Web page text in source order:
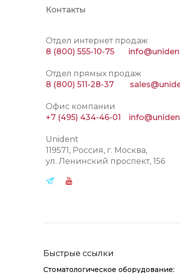
Контакты
Отдел интернет продаж
8 (800) 555-10-75
Отдел прямых продаж
8 (800) 511-28-37
Офис компании
+7 (495) 434-46-01
Unident
119571, Россия, г. Москва,
ул. Ленинский проспект, 156
Быстрые ссылки
Стоматологическое оборудование: